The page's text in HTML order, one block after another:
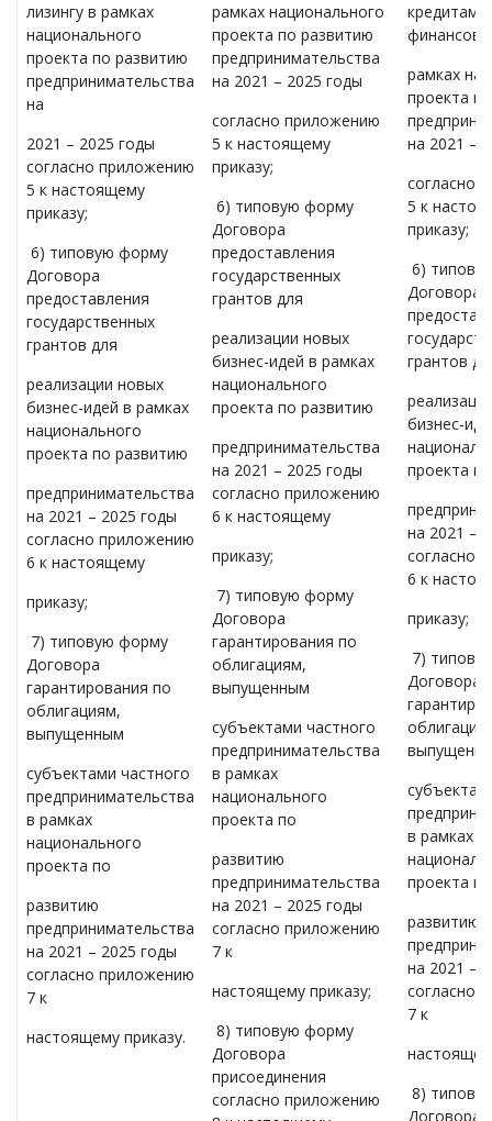
лизингу в рамках
национального
проекта по развитию
предпринимательства
на
2021 – 2025 годы
согласно приложению
5 к настоящему
приказу;
6) типовую форму
Договора
предоставления
государственных
грантов для
реализации новых
бизнес-идей в рамках
национального
проекта по развитию
предпринимательства
на 2021 – 2025 годы
согласно приложению
6 к настоящему
приказу;
7) типовую форму
Договора
гарантирования по
облигациям,
выпущенным
субъектами частного
предпринимательства
в рамках
национального
проекта по
развитию
предпринимательства
на 2021 – 2025 годы
согласно приложению
7 к
настоящему приказу.
рамках национального
проекта по развитию
предпринимательства
на 2021 – 2025 годы
согласно приложению
5 к настоящему
приказу;
6) типовую форму
Договора
предоставления
государственных
грантов для
реализации новых
бизнес-идей в рамках
национального
проекта по развитию
предпринимательства
на 2021 – 2025 годы
согласно приложению
6 к настоящему
приказу;
7) типовую форму
Договора
гарантирования по
облигациям,
выпущенным
субъектами частного
предпринимательства
в рамках
национального
проекта по
развитию
предпринимательства
на 2021 – 2025 годы
согласно приложению
7 к
настоящему приказу;
8) типовую форму
Договора
присоединения
согласно приложению
кредитам/
рамках
проекта
на 2021 –
согласно
5 к
приказу;
6)
Договора
грантов
бизнес-
проекта
на 2021 –
согласно
6 к
приказу;
7)
Договора
в рамках
проекта по
развитию
на 2021 –
согласно
7 к
8)
Договора